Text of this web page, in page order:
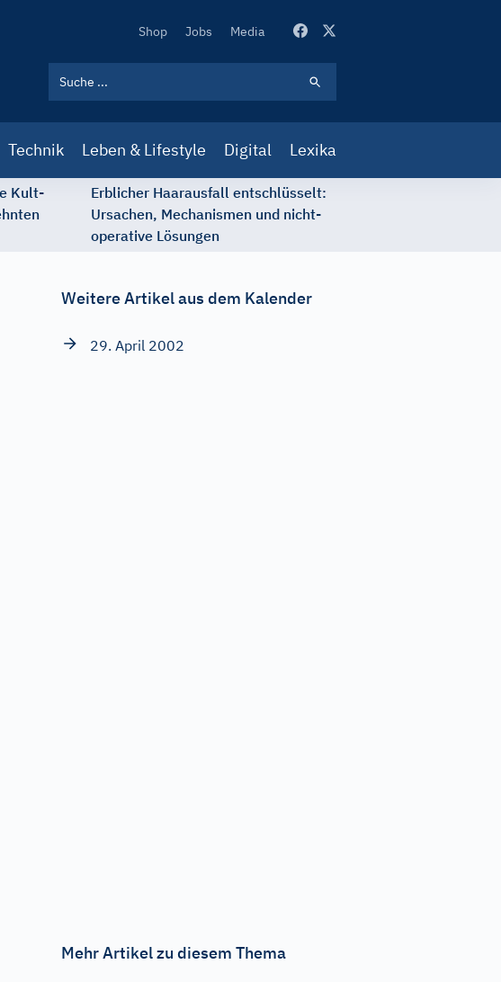
Secondary
Shop Jobs Media
Technik Leben & Lifestyle Digital Lexika
Kult-
Erblicher Haarausfall entschlüsselt:
Ursachen, Mechanismen und nicht-
operative Lösungen
Weitere Artikel aus dem Kalender
29. April 2002
Mehr Artikel zu diesem Thema